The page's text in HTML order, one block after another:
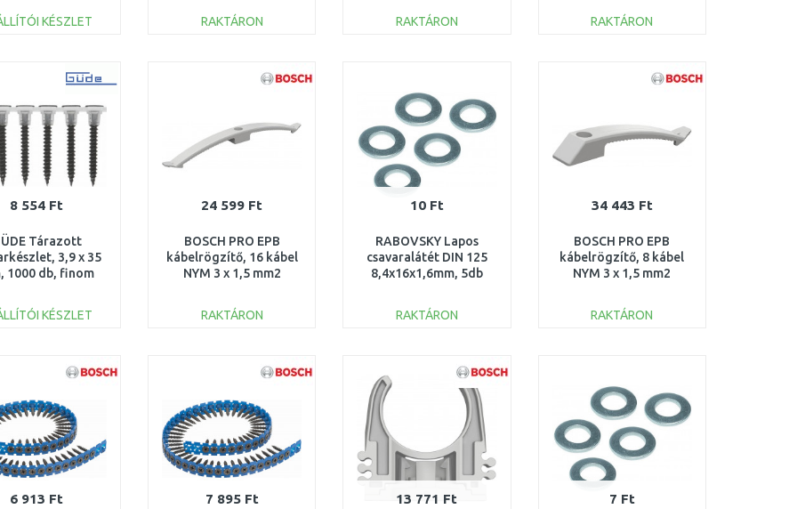
KÉSZLET
Összehasonlítás
RAKTÁRON
Összehasonlítás
RAKTÁRON
RAKTÁRON
Összehasonlítás
8 554 Ft
Tárazott
3,9 x 35
1000 db, finom
KÉSZLET
Összehasonlítás
24 599 Ft
BOSCH PRO EPB
kábelrögzítő, 16 kábel
NYM 3 x 1,5 mm2
RAKTÁRON
Összehasonlítás
10 Ft
RABOVSKY Lapos
csavaralátét DIN 125
8,4x16x1,6mm, 5db
RAKTÁRON
Összehasonlítás
34 443 Ft
BOSCH PRO EPB
kábelrögzítő, 8 kábel
NYM 3 x 1,5 mm2
RAKTÁRON
6 913 Ft 7 895 Ft 13 771 Ft 7 Ft